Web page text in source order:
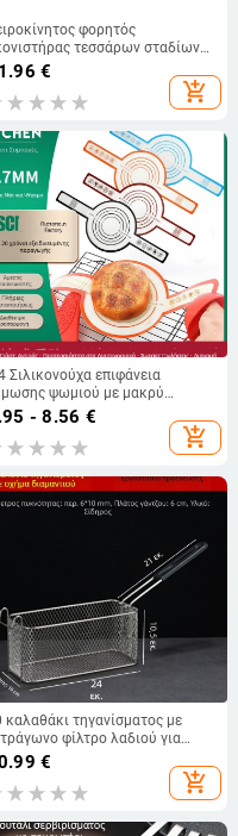
φορητός
τεσσάρων σταδίων
διαμαντιού τρίβης,
και κεραμικός οδηγός
€
add_shopping_cart
Σιλικονούχα επιφάνεια
ψωμιού με μακρύ
– ματ ψησίματος
- 8.56 €
add_shopping_cart
καλαθάκι τηγανίσματος με
φίλτρο λαδιού για
φριτέζα
€
add_shopping_cart